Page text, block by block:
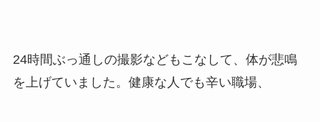
24時間ぶっ通しの撮影などもこなして、体が悲鳴
を上げていました。健康な人でも辛い職場、